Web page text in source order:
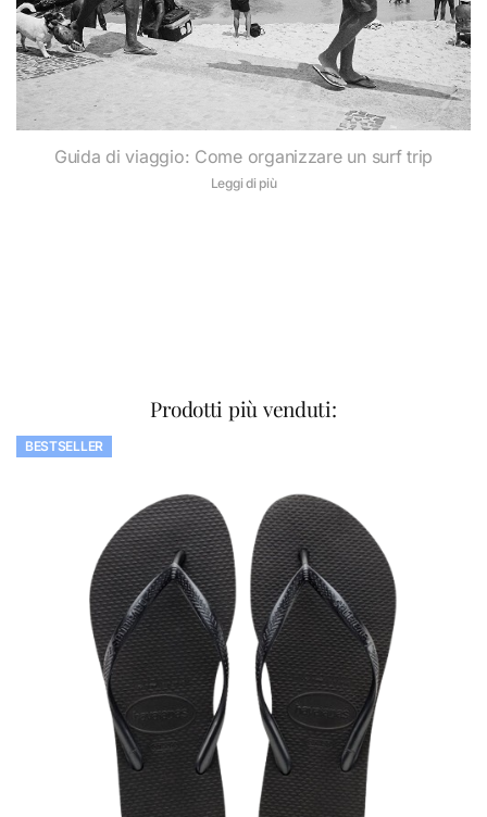
Guida di viaggio: Come organizzare un surf trip
Leggi di più
Prodotti più venduti:
BESTSELLER